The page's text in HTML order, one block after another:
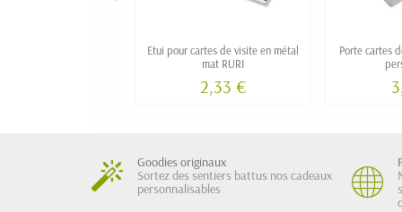
Etui pour cartes de visite en métal
mat RURI
2,33 €
Porte cartes
Goodies originaux
Sortez des sentiers battus nos cadeaux
personnalisables